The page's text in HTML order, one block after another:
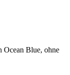
Blue, ohne